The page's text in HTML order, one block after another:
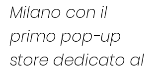
Milano con il
primo pop-up
store dedicato al